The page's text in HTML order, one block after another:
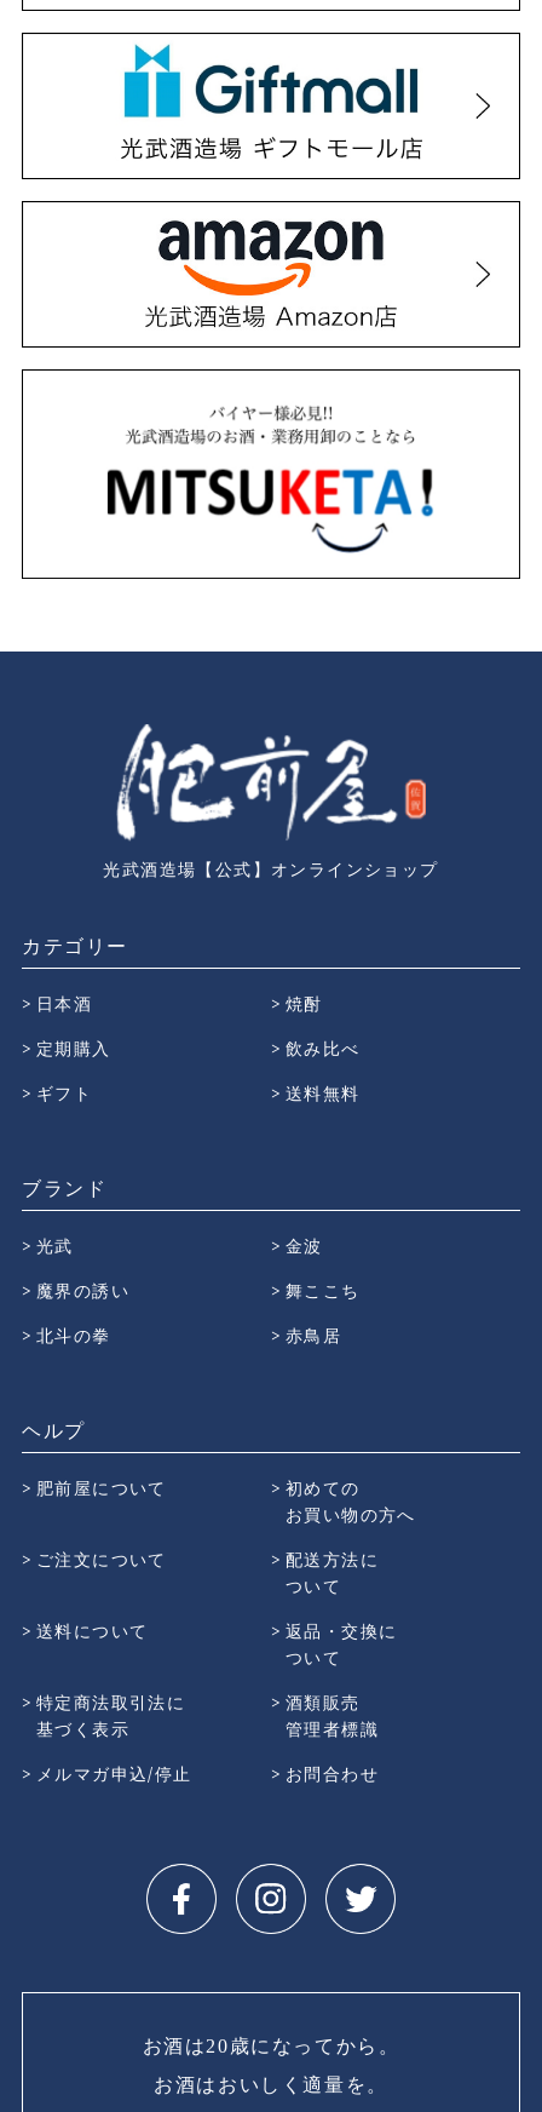
光武酒造場【公式】オンラインショップ
カテゴリー
日本酒
焼酎
定期購入
飲み比べ
ギフト
送料無料
ブランド
光武
金波
魔界の誘い
舞ここち
北斗の拳
赤鳥居
ヘルプ
肥前屋について
初めての
お買い物の方へ
ご注文について
配送方法に
ついて
送料について
返品・交換に
ついて
特定商法取引法に
基づく表示
酒類販売
管理者標識
メルマガ申込/停止
お問合わせ
お酒は20歳になってから。
お酒はおいしく適量を。